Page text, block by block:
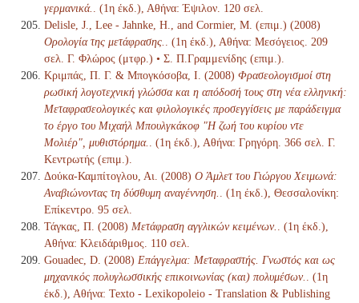
γερμανικά.
. (1η έκδ.), Αθήνα: Έψιλον. 120 σελ.
Delisle, J., Lee - Jahnke, H., and Cormier, M. (επιμ.) (2008)
Ορολογία της μετάφρασης.
. (1η έκδ.), Αθήνα: Μεσόγειος. 209
σελ. Γ. Φλώρος (μτφρ.) • Σ. Π.Γραμμενίδης (επιμ.).
Κριμπάς, Π. Γ. & Μπογκόσοβα, Ι. (2008) Φρασεολογισμοί στη
ρωσική λογοτεχνική γλώσσα και η απόδοσή τους στη νέα ελληνική:
Μεταφρασεολογικές και φιλολογικές προσεγγίσεις με παράδειγμα
το έργο του Μιχαήλ Μπουλγκάκοφ "Η ζωή του κυρίου ντε
Μολιέρ", μυθιστόρημα.
. (1η έκδ.), Αθήνα: Γρηγόρη. 366 σελ. Γ.
Κεντρωτής (επιμ.).
Δούκα-Καμπίτογλου, Αι. (2008) Ο Άμλετ του Γιώργου Χειμωνά:
Αναβιώνοντας τη δύσθυμη αναγέννηση.
. (1η έκδ.), Θεσσαλονίκη:
Επίκεντρο. 95 σελ.
Τάγκας, Π. (2008) Μετάφραση αγγλικών κειμένων.
. (1η έκδ.),
Αθήνα: Κλειδάριθμος. 110 σελ.
Gouadec, D. (2008) Επάγγελμα: Μεταφραστής. Γνωστός και ως
μηχανικός πολυγλωσσικής επικοινωνίας (και) πολυμέσων.
. (1η
έκδ.), Αθήνα: Texto - Lexikopoleio - Translation & Publishing